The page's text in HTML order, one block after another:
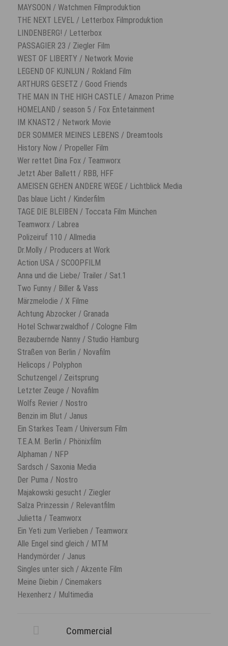
MAYSOON / Watchmen Filmproduktion
THE NEXT LEVEL / Letterbox Filmproduktion
LINDENBERG! / Letterbox
PASSAGIER 23 / Ziegler Film
WEST OF LIBERTY / Network Movie
LEGEND OF KUNLUN / Rokland Film
ARTHURS GESETZ / Good Friends
THE MAN IN THE HIGH CASTLE / Amazon Prime
HOMELAND / season 5 / Fox Entetainment
IM KNAST2 / Network Movie
DER SOMMER MEINES LEBENS / Dreamtools
History Now / Propeller Film
Wer rettet Dina Fox / Teamworx
Jetzt Aber Ballett / RBB, HFF
AMEISEN GEHEN ANDERE WEGE / Lichtblick Media
Das blaue Licht / Kinderfilm
TAGE DIE BLEIBEN / Toccata Film München
Teamworx / Labrea
Polizeiruf 110 / Allmedia
Dr.Molly / Producers at Work
Action USA / SCOOPFILM
Anna und die Liebe/ Trailer / Sat.1
Two Funny / Biller & Vass
Märzmelodie / X Filme
Achtung Abzocker / Granada
Hotel Schwarzwaldhof / Cologne Film
Bezaubernde Nanny / Studio Hamburg
Straßen von Berlin / Novafilm
Helicops / Polyphon
Schutzengel / Zeitsprung
Letzter Zeuge / Novafilm
Wolfs Revier / Nostro
Benzin im Blut / Janus
Ein Starkes Team / Universum Film
T.E.A.M. Berlin / Phönixfilm
Alphaman / NFP
Sardsch / Saxonia Media
Der Puma / Nostro
Majakowski gesucht / Ziegler
Salza Prinzessin / Relevantfilm
Julietta / Teamworx
Ein Yeti zum Verlieben / Teamworx
Alle Engel sind gleich / MTM
Handymörder / Janus
Singles unter sich / Akzente Film
Meine Diebin / Cinemakers
Hexenherz / Multimedia
Commercial